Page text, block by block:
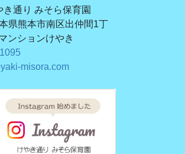
通り みそら保育園
県熊本市南区出仲間1丁
ンションけやき
misora.com